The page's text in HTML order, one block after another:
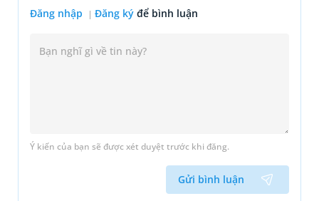
Đăng nhập Đăng ký để bình luận
Ý kiến của bạn sẽ được xét duyệt trước khi đăng.
Gửi bình luận